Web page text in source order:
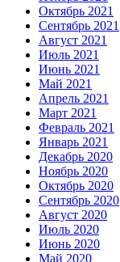
Октябрь 2021
Сентябрь 2021
Август 2021
Июль 2021
Июнь 2021
Май 2021
Апрель 2021
Март 2021
Февраль 2021
Январь 2021
Декабрь 2020
Ноябрь 2020
Октябрь 2020
Сентябрь 2020
Август 2020
Июль 2020
Июнь 2020
Май 2020